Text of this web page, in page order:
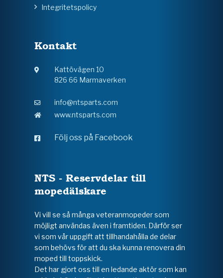
Integritetspolicy
Kontakt
Kattövägen 10
826 66 Marmaverken
info@ntsparts.com
www.ntsparts.com
Följ oss på Facebook
NTS - Reservdelar till
mopedälskare
Vi vill se så många veteranmopeder som
möjligt användas även i framtiden. Därför ser
vi som vår uppgift att tillhandahålla de delar
som behövs för att du ska kunna renovera din
moped till toppskick.
Det har gjort oss till en ledande aktör som kan